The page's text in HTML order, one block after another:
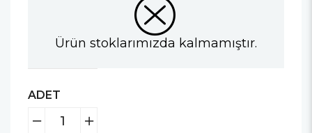
Ürün stoklarımızda kalmamıştır.
ADET